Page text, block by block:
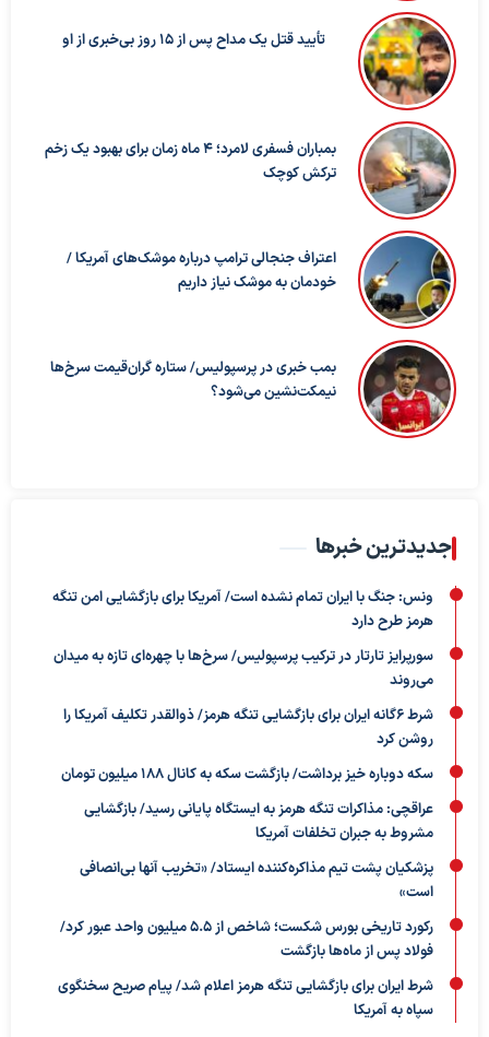
تأیید قتل یک مداح پس از ۱۵ روز بی‌خبری از او
بمباران فسفری لامرد؛ ۴ ماه زمان برای بهبود یک زخم
ترکش کوچک
اعتراف جنجالی ترامپ درباره موشک‌های آمریکا /
خودمان به موشک نیاز داریم
بمب خبری در پرسپولیس/ ستاره گران‌قیمت سرخ‌ها
نیمکت‌نشین می‌شود؟
جدیدترین خبرها
ونس: جنگ با ایران تمام نشده است/ آمریکا برای بازگشایی امن تنگه
هرمز طرح دارد
سورپرایز تارتار در ترکیب پرسپولیس/ سرخ‌ها با چهره‌ای تازه به میدان
می‌روند
شرط ۶گانه ایران برای بازگشایی تنگه هرمز/ ذوالقدر تکلیف آمریکا را
روشن کرد
سکه دوباره خیز برداشت/ بازگشت سکه به کانال ۱۸۸ میلیون تومان
عراقچی: مذاکرات تنگه هرمز به ایستگاه پایانی رسید/ بازگشایی
مشروط به جبران تخلفات آمریکا
پزشکیان پشت تیم مذاکره‌کننده ایستاد/ «تخریب آنها بی‌انصافی
است»
رکورد تاریخی بورس شکست؛ شاخص از ۵.۵ میلیون واحد عبور کرد/
فولاد پس از ماه‌ها بازگشت
شرط ایران برای بازگشایی تنگه هرمز اعلام شد/ پیام صریح سخنگوی
سپاه به آمریکا